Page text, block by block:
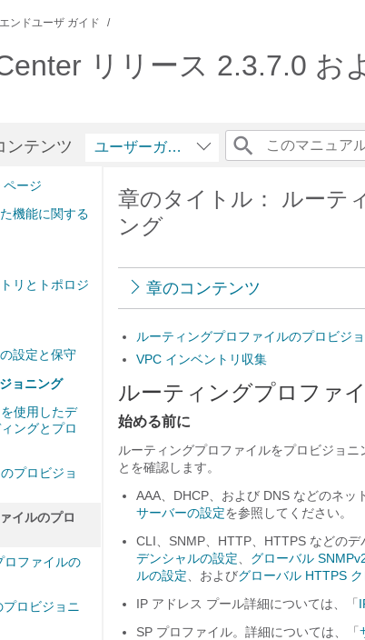
エンドユーザ ガイド
リリース 2.3.7.0 お
ンテンツ
ページ
機能に関する
リとトポロジ
設定と保守
ョニング
使用したデ
ングとプロ
プロビジョ
イルのプロ
ロファイルの
ロビジョニ
ユーザーガイド
章のタイトル： ルーテ
ング
章のコンテンツ
ルーティングプロファイルのプロビジ
VPC インベントリ収集
ルーティングプロファ
始める前に
ルーティングプロファイルをプロビジョ
とを確認します。
AAA、DHCP、および DNS などのネッ
サーバーの設定を参照してください。
CLI、SNMP、HTTP、HTTPS などのデ
デンシャルの設定
グローバル
ルの設定 、およびグローバル HTTPS
IP アドレス プール詳細については、「
SP プロファイル。詳細については、「